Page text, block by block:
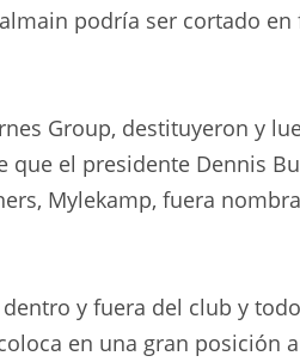
podría ser cortado
Group, destituyeron y
el presidente Dennis
Mylekamp, ​​fuera
y fuera del club y
en una gran posición